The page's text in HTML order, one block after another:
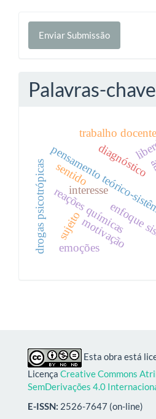
Enviar
Submissão
Enviar Submissão
Palavras-chave
pensamento teórico-
enfoque
diagnóstico
reações químicas
sujeitomotivação
interesse
sentido
emoções
trabalho docente
drogas psicotrópicas
Esta obra está
Licença Creative Commons
SemDerivações 4.0
E-ISSN: 2526-7647 (on-line)